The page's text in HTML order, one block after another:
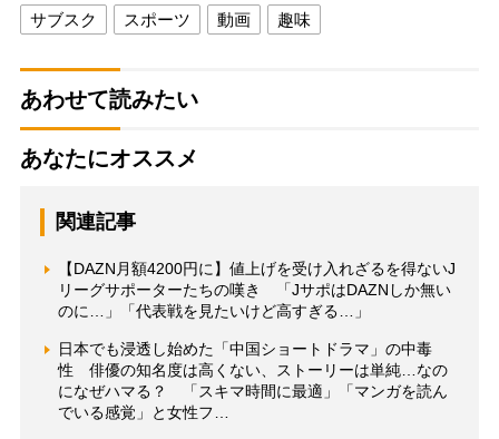
サブスク スポーツ 動画 趣味
あわせて読みたい
あなたにオススメ
関連記事
【DAZN月額4200円に】値上げを受け入れざるを得ないJ
リーグサポーターたちの嘆き 「JサポはDAZNしか無い
のに…」「代表戦を見たいけど高すぎる…」
日本でも浸透し始めた「中国ショートドラマ」の中毒
性 俳優の知名度は高くない、ストーリーは単純…なの
になぜハマる？ 「スキマ時間に最適」「マンガを読ん
でいる感覚」と女性フ…